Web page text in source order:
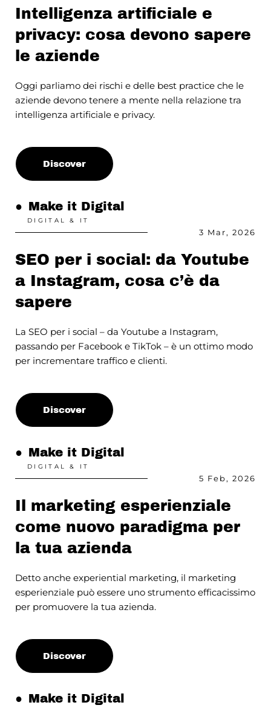
Intelligenza artificiale e
privacy: cosa devono sapere
le aziende
Oggi parliamo dei rischi e delle best practice che le
aziende devono tenere a mente nella relazione tra
intelligenza artificiale e privacy.
Discover
● Make it Digital
DIGITAL & IT
3 Mar, 2026
SEO per i social: da Youtube
a Instagram, cosa c’è da
sapere
La SEO per i social – da Youtube a Instagram,
passando per Facebook e TikTok – è un ottimo modo
per incrementare traffico e clienti.
Discover
● Make it Digital
DIGITAL & IT
5 Feb, 2026
Il marketing esperienziale
come nuovo paradigma per
la tua azienda
Detto anche experiential marketing, il marketing
esperienziale può essere uno strumento efficacissimo
per promuovere la tua azienda.
Discover
● Make it Digital